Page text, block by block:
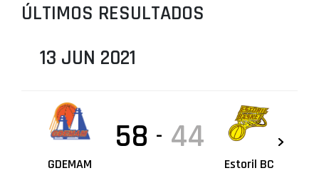
ÚLTIMOS RESULTADOS
13 JUN 2021
GDEMAM
58 - 44
Estoril BC